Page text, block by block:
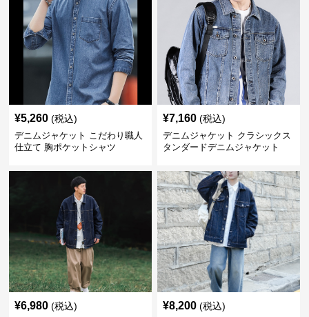
¥5,260 (税込)
デニムジャケット こだわり職人
仕立て 胸ポケットシャツ
¥7,160 (税込)
デニムジャケット クラシックス
タンダードデニムジャケット
¥6,980 (税込) ¥8,200 (税込)